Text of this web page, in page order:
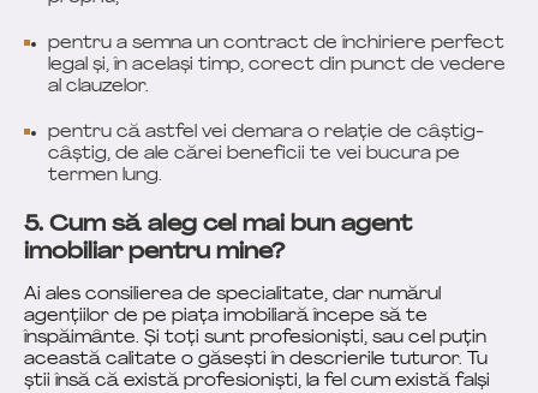
pentru a semna un contract de închiriere perfect
legal și, în același timp, corect din punct de vedere
al clauzelor.
pentru că astfel vei demara o relație de câștig-
câștig, de ale cărei beneficii te vei bucura pe
termen lung.
5. Cum să aleg cel mai bun agent
imobiliar pentru mine?
Ai ales consilierea de specialitate, dar numărul
agențiilor de pe piața imobiliară începe să te
înspăimânte. Și toți sunt profesioniști, sau cel puțin
această calitate o găsești în descrierile tuturor. Tu
știi însă că există profesioniști, la fel cum există falși